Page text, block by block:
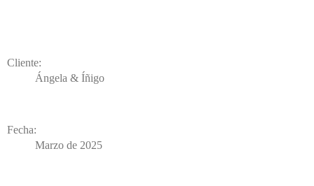
Cliente:
Ángela & Íñigo
Fecha:
Marzo de 2025